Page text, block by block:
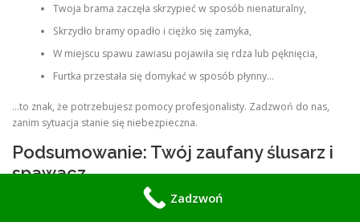
Twoja brama zaczęła skrzypieć w sposób nienaturalny,
Skrzydło bramy opadło i ciężko się zamyka,
W miejscu spawu zawiasu pojawiła się rdza lub pęknięcia,
Furtka przestała się domykać w sposób płynny…
…to znak, że potrzebujesz pomocy profesjonalisty. Zadzwoń do nas,
zanim sytuacja stanie się niebezpieczna.
Podsumowanie: Twój zaufany ślusarz i
spawacz
Nasza firma to synonim jakości w branży usług ślusarskich na terenie
Zadzwoń